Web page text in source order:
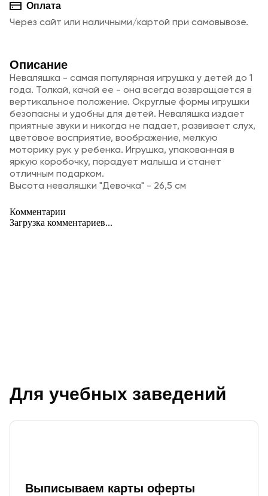
Оплата
Через сайт или наличными/картой при самовывозе.
Описание
Неваляшка - самая популярная игрушка у детей до 1
года. Толкай, качай ее - она всегда возвращается в
вертикальное положение. Округлые формы игрушки
безопасны и удобны для детей. Неваляшка издает
приятные звуки и никогда не падает, развивает слух,
цветовое восприятие, воображение, мелкую
моторику рук у ребенка. Игрушка, упакованная в
яркую коробочку, порадует малыша и станет
отличным подарком.
Высота неваляшки "Девочка" - 26,5 см
Комментарии
Загрузка комментариев...
Для учебных заведений
Выписываем карты оферты